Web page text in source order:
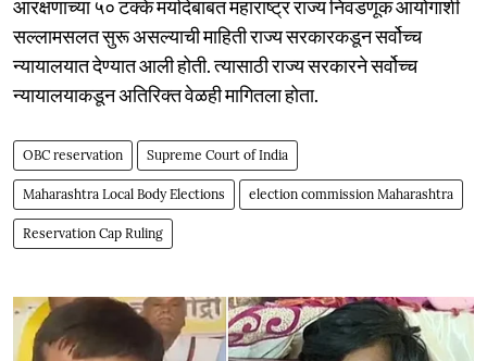
आरक्षणाच्या ५० टक्के मर्यादेबाबत महाराष्ट्र राज्य निवडणूक आयोगाशी
सल्लामसलत सुरू असल्याची माहिती राज्य सरकारकडून सर्वोच्च
न्यायालयात देण्यात आली होती. त्यासाठी राज्य सरकारने सर्वोच्च
न्यायालयाकडून अतिरिक्त वेळही मागितला होता.
OBC reservation Supreme Court of India
Maharashtra Local Body Elections election commission Maharashtra
Reservation Cap Ruling